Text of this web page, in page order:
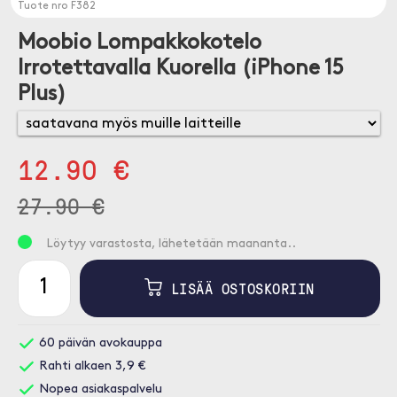
Tuote nro F382
Moobio Lompakkokotelo
Irrotettavalla Kuorella (iPhone 15
Plus)
12.90 €
27.90 €
Löytyy varastosta, lähetetään maananta..
LISÄÄ OSTOSKORIIN
60 päivän avokauppa
Rahti alkaen 3,9 €
Nopea asiakaspalvelu